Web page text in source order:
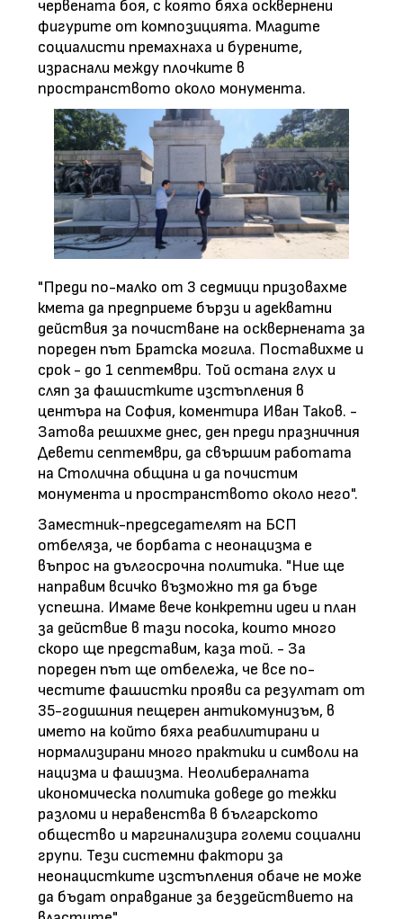
червената боя, с която бяха осквернени
фигурите от композицията. Младите
социалисти премахнаха и бурените,
израснали между плочките в
пространството около монумента.
"Преди по-малко от 3 седмици призовахме
кмета да предприеме бързи и адекватни
действия за почистване на осквернената за
пореден път Братска могила. Поставихме и
срок - до 1 септември. Той остана глух и
сляп за фашистките изстъпления в
центъра на София, коментира Иван Таков. -
Затова решихме днес, ден преди празничния
Девети септември, да свършим работата
на Столична община и да почистим
монумента и пространството около него".
Заместник-председателят на БСП
отбеляза, че борбата с неонацизма е
въпрос на дългосрочна политика. "Ние ще
направим всичко възможно тя да бъде
успешна. Имаме вече конкретни идеи и план
за действие в тази посока, които много
скоро ще представим, каза той. - За
пореден път ще отбележа, че все по-
честите фашистки прояви са резултат от
35-годишния пещерен антикомунизъм, в
името на който бяха реабилитирани и
нормализирани много практики и символи на
нацизма и фашизма. Неолибералната
икономическа политика доведе до тежки
разломи и неравенства в българското
общество и маргинализира големи социални
групи. Тези системни фактори за
неонацистките изстъпления обаче не може
да бъдат оправдание за бездействието на